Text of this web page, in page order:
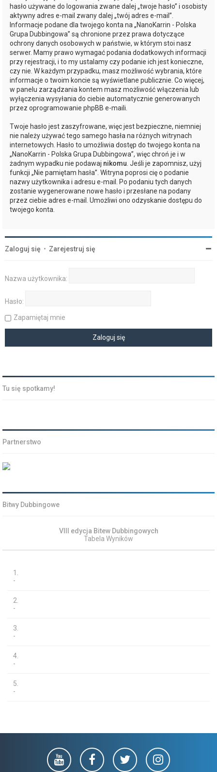
hasło używane do logowania zwane dalej „twoje hasło” i osobisty
aktywny adres e-mail zwany dalej „twój adres e-mail”.
Informacje podane dla twojego konta na „NanoKarrin - Polska
Grupa Dubbingowa” są chronione przez prawa dotyczące
ochrony danych osobowych w państwie, w którym stoi nasz
serwer. Mamy prawo wymagać podania dodatkowych informacji
przy rejestracji, i to my ustalamy czy podanie ich jest konieczne,
czy nie. W każdym przypadku, masz możliwość wybrania, które
informacje o twoim koncie są wyświetlane publicznie. Co więcej,
w panelu zarządzania kontem masz możliwość włączenia lub
wyłączenia wysyłania do ciebie automatycznie generowanych
przez oprogramowanie phpBB e-maili.
Twoje hasło jest zaszyfrowane, więc jest bezpieczne, niemniej
nie należy używać tego samego hasła na różnych witrynach
internetowych. Hasło to umożliwia dostęp do twojego konta na
„NanoKarrin - Polska Grupa Dubbingowa”, więc chroń je i w
żadnym wypadku nie podawaj nikomu. Jeśli je zapomnisz, użyj
funkcji „Nie pamiętam hasła”. Witryna poprosi cię o podanie
nazwy użytkownika i adresu e-mail. Po podaniu tych danych
zostanie wygenerowane nowe hasło i przesłane na podany
przez ciebie adres e-mail. Umożliwi ono odzyskanie dostępu do
twojego konta.
Zaloguj się • Zarejestruj się
Nazwa użytkownika:
Hasło:
Zapamiętaj mnie
Tu się spotkamy!
Partnerstwo
Bitwy Dubbingowe
VIII edycja Bitew Dubbingowych
Tabela Wyników
1.
-
2.
-
3.
-
4.
-
5.
-